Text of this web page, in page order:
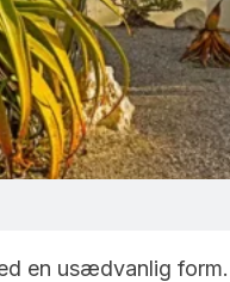
en usædvanlig